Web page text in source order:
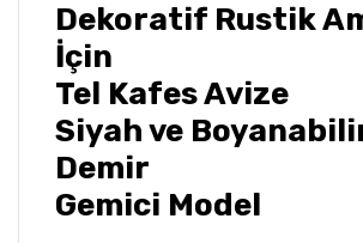
Dekoratif Rustik
İçin
Tel Kafes Avize
Siyah ve
Demir
Gemici Model